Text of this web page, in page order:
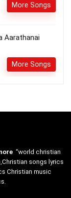
More Songs
Aarathanai
More Songs
“world christian
songs lyrics
Christian music